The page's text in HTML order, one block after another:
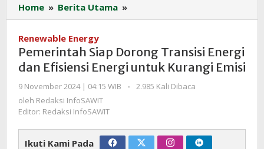
Home » Berita Utama »
Siap
Energi
dan
Efisiensi
Emisi
Renewable Energy
Pemerintah Siap Dorong Transisi Energi
dan Efisiensi Energi untuk Kurangi Emisi
9 November 2024 | 04:15 WIB
oleh
-
2.985 Kali Dibaca
oleh Redaksi InfoSAWIT
Editor: Redaksi InfoSAWIT
Ikuti Kami Pada